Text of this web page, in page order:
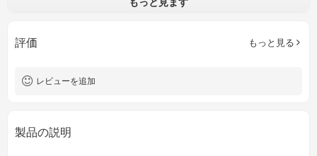
評価 もっと見る
レビューを追加
製品の説明